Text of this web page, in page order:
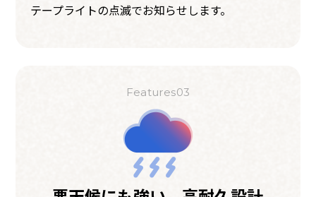
テープライトの点滅でお知らせします。
Features03